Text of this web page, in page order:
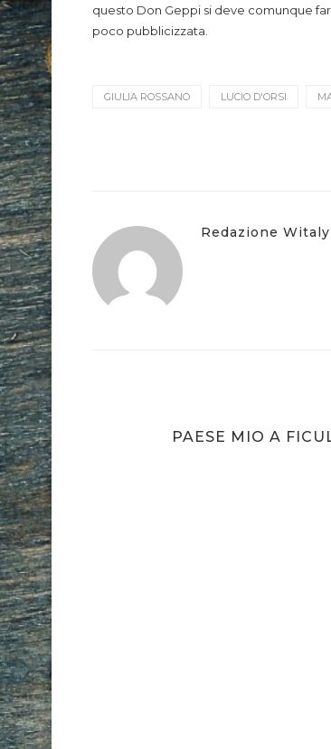
questo Don Geppi si deve comunque
poco pubblicizzata.
GIULIA ROSSANO LUCIO D'ORSI
Redazione Witaly
PAESE MIO A